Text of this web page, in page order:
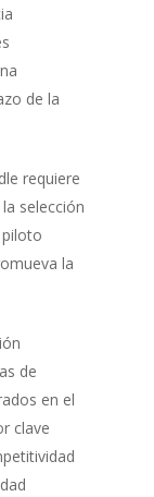
de la
requiere
selección
la
de
en el
clave